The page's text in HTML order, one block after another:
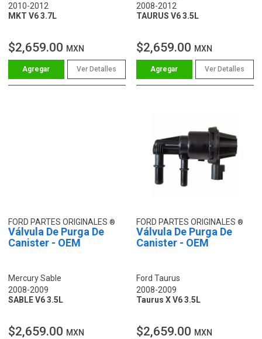
2010-2012
MKT V6 3.7L
$2,659.00 MXN
Ver Detalles
2008-2012
TAURUS V6 3.5L
$2,659.00 MXN
Ver Detalles
FORD PARTES ORIGINALES
Válvula De Purga De
Canister - OEM
Mercury Sable
2008-2009
SABLE V6 3.5L
$2,659.00 MXN
FORD PARTES ORIGINALES
Válvula De Purga De
Canister - OEM
Ford Taurus
2008-2009
Taurus X V6 3.5L
$2,659.00 MXN